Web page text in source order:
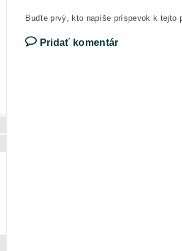
Buďte prvý, kto napíše príspevok k tejto
Pridať komentár